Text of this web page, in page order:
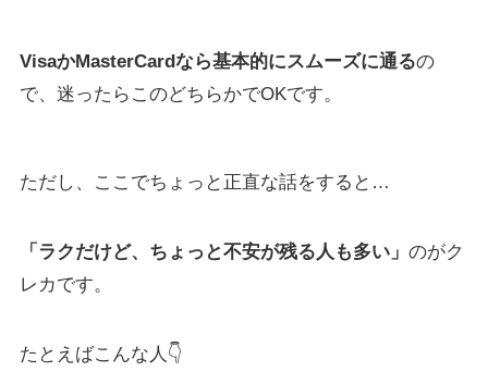
VisaかMasterCardなら基本的にスムーズに通るの
で、迷ったらこのどちらかでOKです。
ただし、ここでちょっと正直な話をすると…
「ラクだけど、ちょっと不安が残る人も多い」 のがク
レカです。
たとえばこんな人👇